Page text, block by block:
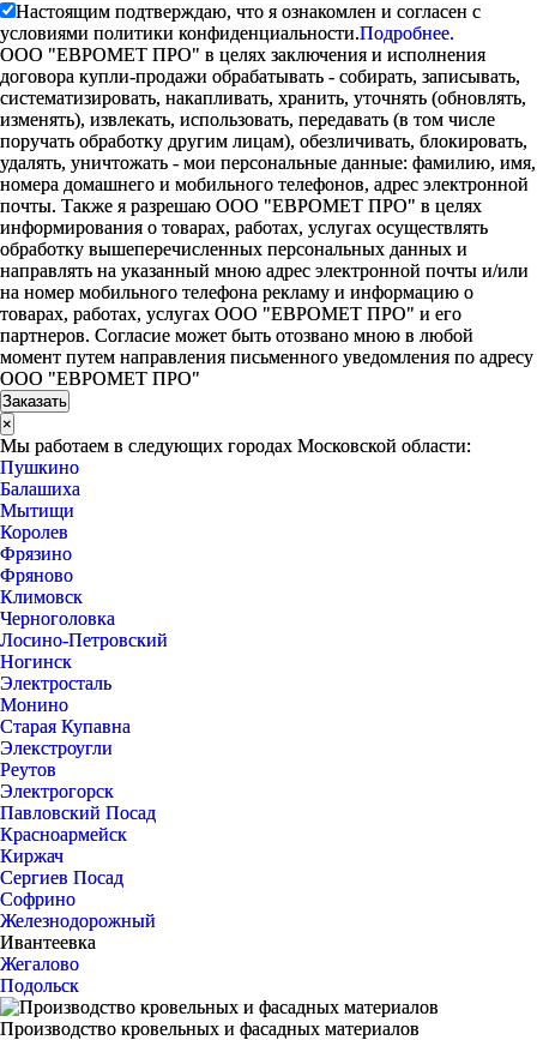
Настоящим подтверждаю, что я ознакомлен и согласен с
условиями политики конфиденциальности.Подробнее.
ООО "ЕВРОМЕТ ПРО" в целях заключения и исполнения
договора купли-продажи обрабатывать - собирать, записывать,
систематизировать, накапливать, хранить, уточнять (обновлять,
изменять), извлекать, использовать, передавать (в том числе
поручать обработку другим лицам), обезличивать, блокировать,
удалять, уничтожать - мои персональные данные: фамилию, имя,
номера домашнего и мобильного телефонов, адрес электронной
почты. Также я разрешаю ООО "ЕВРОМЕТ ПРО" в целях
информирования о товарах, работах, услугах осуществлять
обработку вышеперечисленных персональных данных и
направлять на указанный мною адрес электронной почты и/или
на номер мобильного телефона рекламу и информацию о
товарах, работах, услугах ООО "ЕВРОМЕТ ПРО" и его
партнеров. Согласие может быть отозвано мною в любой
момент путем направления письменного уведомления по адресу
ООО "ЕВРОМЕТ ПРО"
×
Мы работаем в следующих городах Московской области:
Пушкино
Балашиха
Мытищи
Королев
Фрязино
Фряново
Климовск
Черноголовка
Лосино-Петровский
Ногинск
Электросталь
Монино
Старая Купавна
Элекстроугли
Реутов
Электрогорск
Павловский Посад
Красноармейск
Киржач
Сергиев Посад
Софрино
Железнодорожный
Ивантеевка
Жегалово
Подольск
Производство кровельных и фасадных материалов